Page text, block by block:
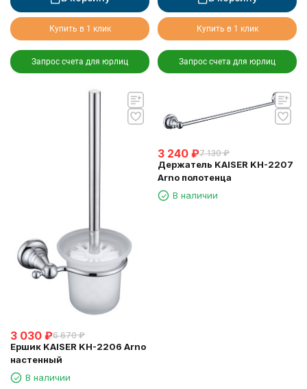
Купить в 1 клик
Запрос счета для юрлиц
Купить в 1 клик
Запрос счета для юрлиц
3 030 ₽6 670 ₽
Ершик KAISER KH-2206 Arno
настенный
В наличии
3 240 ₽7 130 ₽
Держатель KAISER KH-2207
Arno полотенца
В наличии